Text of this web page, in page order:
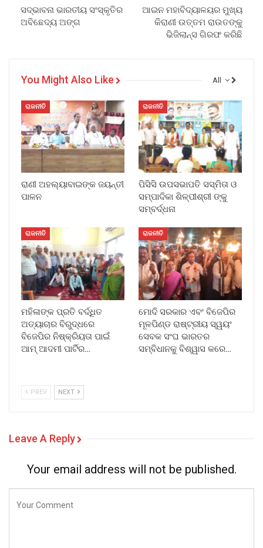
ସଦ୍ଭାବନା ଭାରତୀୟ ସଂସ୍କୃତିର
ଅବିଛେଦ୍ୟ ଅଙ୍ଗ
ଆଇନ ମହାବିଦ୍ୟାଳୟର ମୁଖ୍ୟ
କିରାଣୀ ଉତ୍ତମ ରାଉତଙ୍କୁ
ଭିଜିଲାନ୍ସ ଗିରଫ କରିଛି
All
You Might Also Like
ରାଜନୀତି
ରାଣୀ ଅହଲ୍ୟାବାଇଙ୍କ ଜୟନ୍ତୀ
ପାଳନ
ରାଜନୀତି
ପିସିସି ଉପସଭାପତି ସସ୍ମିତା ଓ
ସମ୍ପାଦିକା ଶିଳ୍ପୀଶ୍ରୀ ଙ୍କୁ
ସମ୍ବର୍ଦ୍ଧନା
ରାଜନୀତି
ମହିଳାଙ୍କ ପ୍ରତି ବର୍ଦ୍ଧିତ
ଅତ୍ୟାଚାର ବିରୁଦ୍ଧରେ
ବିଜେପିର ନିଷ୍କ୍ରିୟତା ପାଇଁ
ଆମ୍ ଆଦମୀ ପାର୍ଟିର…
ରାଜନୀତି
ମୋଦି ସରକାର ଏବଂ ବିଜେପିର
ମୂଳପିଣ୍ଡ ରାଷ୍ଟ୍ରୀୟ ସ୍ୱୟଂ
ସେବକ ସଂଘ ଭାରତର
ସମ୍ବିଧାନକୁ ବିଶ୍ୱାସ କରେ…
PREV NEXT
Leave A Reply
Your email address will not be published.